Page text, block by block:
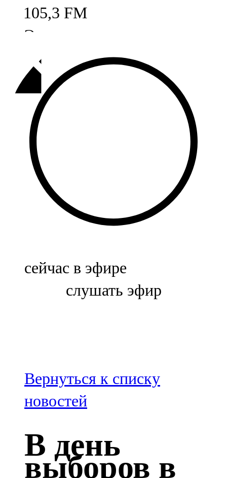
105,3 FM
Әлмәт
92,9 FM
Базарлы матак
107,1 FM
Балык бистәсе
104,9 FM
Баулы
107,5 FM
Биләр
Болгар
100,3 FM
Зәй
106,6 FM
Кадыбаш
105,2 FM
сейчас в эфире
слушать эфир
Вернуться к списку
новостей
В день
выборов в